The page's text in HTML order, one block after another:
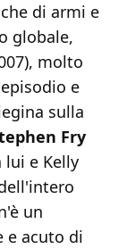
di armi e
globale,
molto
e
sulla
Fry
lui e Kelly
un
e acuto di